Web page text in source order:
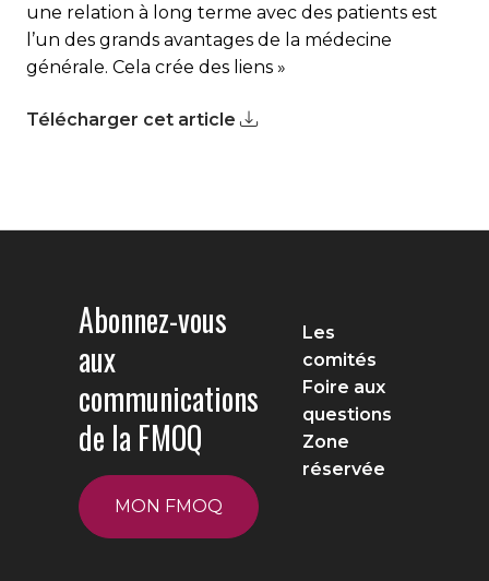
une relation à long terme avec des patients est
l’un des grands avantages de la médecine
générale. Cela crée des liens »
Télécharger cet article
Abonnez-vous
aux
communications
de la FMOQ
MON FMOQ
Les
comités
Foire aux
questions
Zone
réservée